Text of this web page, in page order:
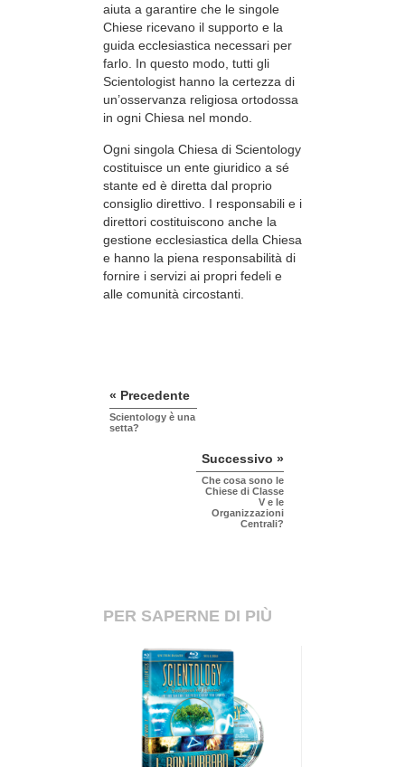
aiuta a garantire che le singole
Chiese ricevano il supporto e la
guida ecclesiastica necessari per
farlo. In questo modo, tutti gli
Scientologist hanno la certezza di
un’osservanza religiosa ortodossa
in ogni Chiesa nel mondo.
Ogni singola Chiesa di Scientology
costituisce un ente giuridico a sé
stante ed è diretta dal proprio
consiglio direttivo. I responsabili e i
direttori costituiscono anche la
gestione ecclesiastica della Chiesa
e hanno la piena responsabilità di
fornire i servizi ai propri fedeli e
alle comunità circostanti.
« Precedente
Scientology è una
setta?
Successivo »
Che cosa sono le
Chiese di Classe
V e le
Organizzazioni
Centrali?
PER SAPERNE DI PIÙ